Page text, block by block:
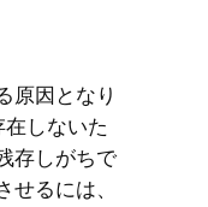
原因となり
しないた
存しがちで
るには、